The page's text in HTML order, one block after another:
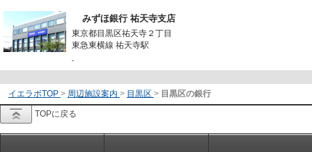
みずほ銀行 祐天寺支店
東京都目黒区祐天寺２丁目
東急東横線 祐天寺駅
-
イエラボTOP > 周辺施設案内 > 目黒区 > 目黒区の銀行
TOPに戻る